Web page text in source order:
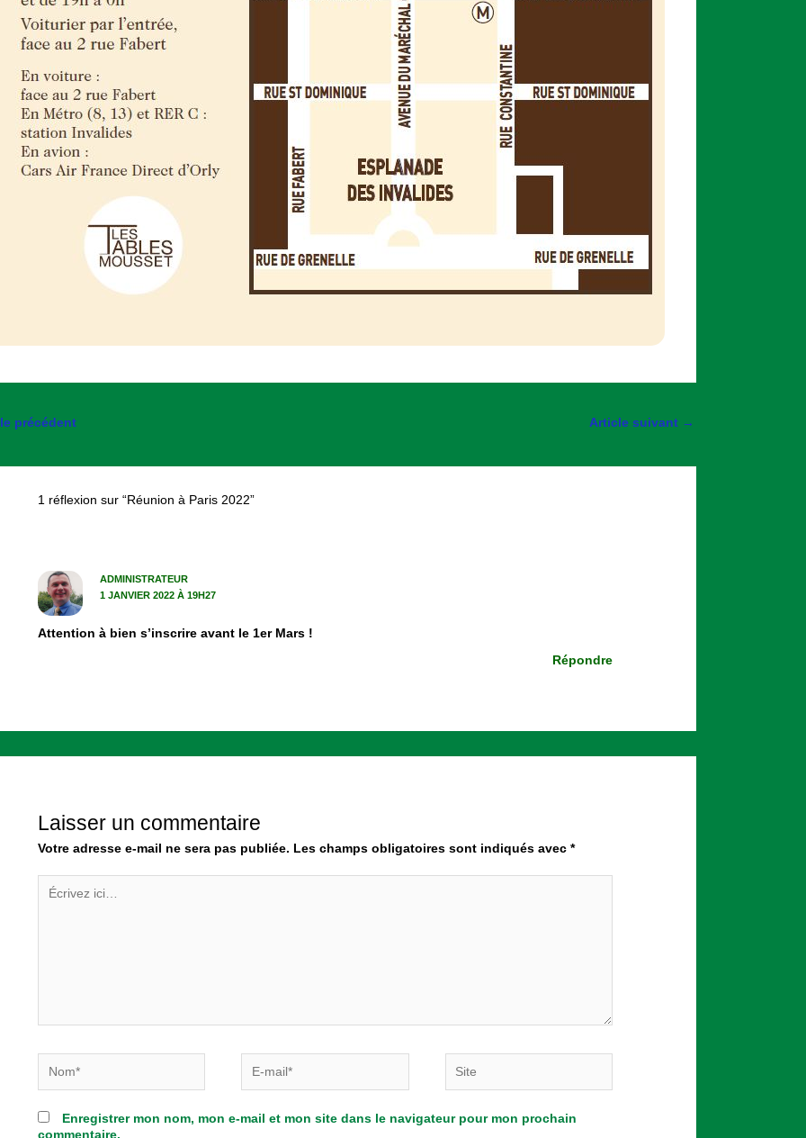
précédent Article suivant →
1 réflexion sur “Réunion à Paris 2022”
ADMINISTRATEUR
1 JANVIER 2022 À 19H27
Attention à bien s’inscrire avant le 1er Mars !
Répondre
Laisser un commentaire
Votre adresse e-mail ne sera pas publiée. Les champs obligatoires sont indiqués avec*
ici…
mail*
Enregistrer mon nom, mon e-mail et mon site dans le navigateur pour mon prochain
commentaire.